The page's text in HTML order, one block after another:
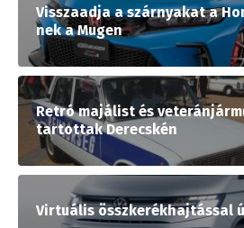
Visszaadja a szárnyakat a
nek a Mugen
Retró majálist és
tartottak Derecskén
Virtuális összkerékhajtással